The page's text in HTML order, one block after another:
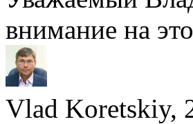
внимание на
Vlad Koretskiy,